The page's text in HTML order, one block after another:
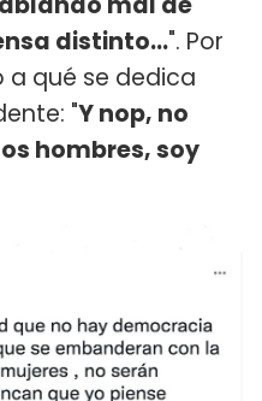
distinto...". Por
a qué se dedica
"Y nop, no
hombres, soy